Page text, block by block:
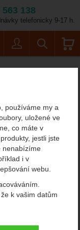
používáme my a
uložené ve
co máte v
jestli jste
nenabízíme
i v
webu.
k vašim datům
563 138
telefonicky 9-17 h.
čepice